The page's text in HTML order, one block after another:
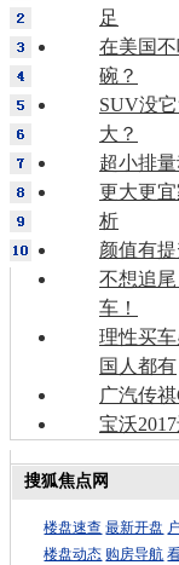
足
在美国
碗？
SUV没
大？
超小排
更大更
析
颜值有
不想追
车！
理性买车
国人都有
广汽传
宝沃
搜狐焦点网
楼盘速查 最新开盘
楼盘动态 购房导航